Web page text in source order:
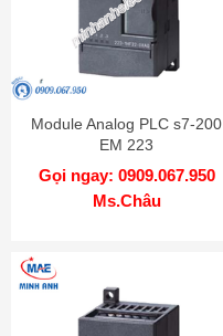
Module Analog PLC s7-200
EM 223
32DI/32DO(CN)-6ES7223-
1BM22-0XA8
Gọi ngay: 0909.067.950
Ms.Châu